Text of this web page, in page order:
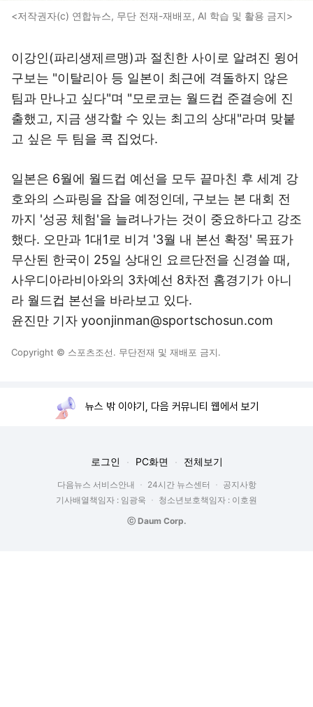
<저작권자(c) 연합뉴스, 무단 전재-재배포, AI 학습 및 활용 금지>
이강인(파리생제르맹)과 절친한 사이로 알려진 윙어
구보는 "이탈리아 등 일본이 최근에 격돌하지 않은
팀과 만나고 싶다"며 "모로코는 월드컵 준결승에 진
출했고, 지금 생각할 수 있는 최고의 상대"라며 맞붙
고 싶은 두 팀을 콕 집었다.
일본은 6월에 월드컵 예선을 모두 끝마친 후 세계 강
호와의 스파링을 잡을 예정인데, 구보는 본 대회 전
까지 '성공 체험'을 늘려나가는 것이 중요하다고 강조
했다. 오만과 1대1로 비겨 '3월 내 본선 확정' 목표가
무산된 한국이 25일 상대인 요르단전을 신경쓸 때,
사우디아라비아와의 3차예선 8차전 홈경기가 아니
라 월드컵 본선을 바라보고 있다.
윤진만 기자 yoonjinman@sportschosun.com
Copyright © 스포츠조선. 무단전재 및 재배포 금지.
뉴스 밖 이야기, 다음 커뮤니티 웹에서 보기
로그인 PC화면 전체보기
다음뉴스 서비스안내 24시간 뉴스센터
공지사항
기사배열책임자 : 임광욱
청소년보호책임자 : 이호원
ⓒ Daum Corp.